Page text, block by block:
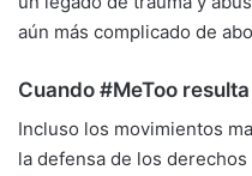
aún más complicado de
Cuando #MeToo
Incluso los movimientos
la defensa de los